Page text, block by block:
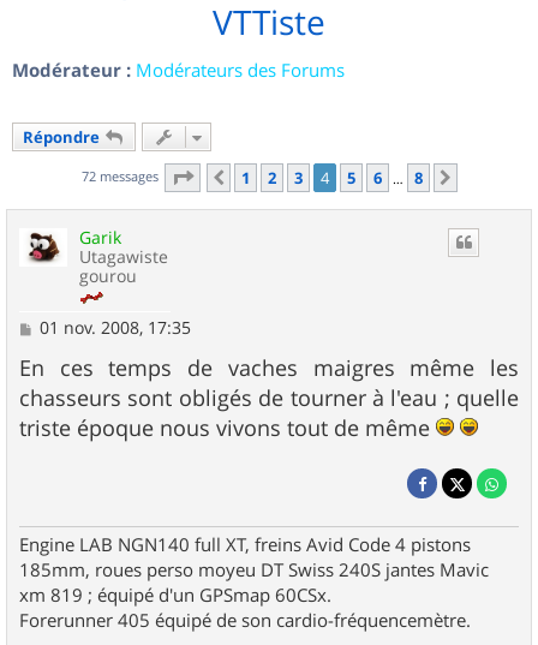
VTTiste
Modérateur : Modérateurs des Forums
Répondre
72 messages Page 4sur8
Précédent
1 2 3 4 5 6 … 8
Garik
Utagawiste
gourou
M
s
s
a
g
e
01 nov. 2008, 17:35
En ces temps de vaches maigres même les
chasseurs sont obligés de tourner à l'eau ; quelle
triste époque nous vivons tout de même
Engine LAB NGN140 full XT, freins Avid Code 4 pistons
185mm, roues perso moyeu DT Swiss 240S jantes Mavic
xm 819 ; équipé d'un GPSmap 60CSx.
Forerunner 405 équipé de son cardio-fréquencemètre.